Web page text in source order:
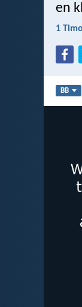
en
1
BB